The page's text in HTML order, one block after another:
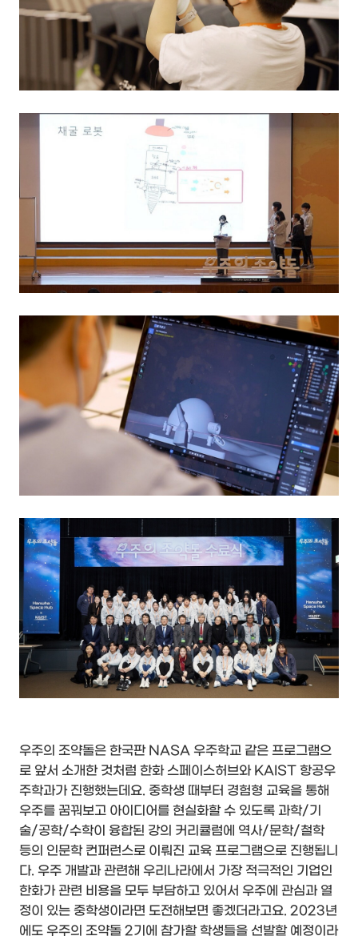
우주의 조약돌은 한국판 NASA 우주학교 같은 프로그램으
로 앞서 소개한 것처럼 한화 스페이스허브와 KAIST 항공우
주학과가 진행했는데요. 중학생 때부터 경험형 교육을 통해
우주를 꿈꿔보고 아이디어를 현실화할 수 있도록 과학/기
술/공학/수학이 융합된 강의 커리큘럼에 역사/문학/철학
등의 인문학 컨퍼런스로 이뤄진 교육 프로그램으로 진행됩니
다. 우주 개발과 관련해 우리나라에서 가장 적극적인 기업인
한화가 관련 비용을 모두 부담하고 있어서 우주에 관심과 열
정이 있는 중학생이라면 도전해보면 좋겠더라고요. 2023년
에도 우주의 조약돌 2기에 참가할 학생들을 선발할 예정이라